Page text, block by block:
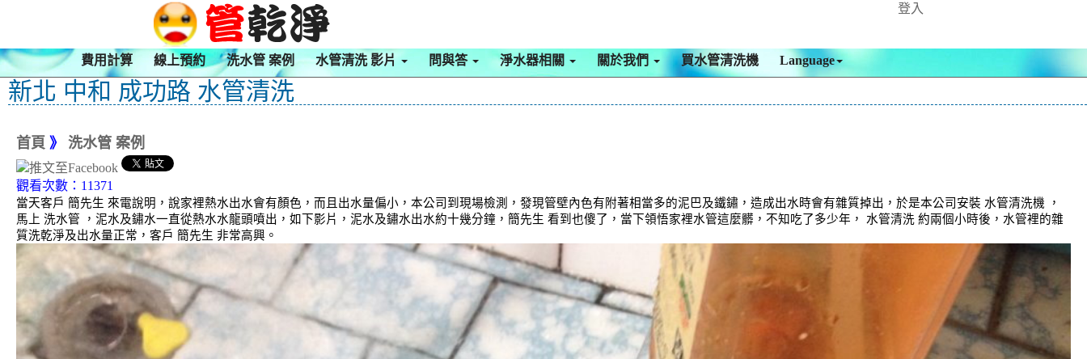
登入
費用計算 線上預約 洗水管 案例 水管清洗 影片 問與答 淨水器相關 關於我們 買水管清洗機 Language
新北 中和 成功路 水管清洗
首頁 》 洗水管 案例
觀看次數：11371
當天客戶 簡先生 來電說明，說家裡熱水出水會有顏色，而且出水量偏小，本公司到現場檢測，發現管壁內色有附著相當多的泥巴及鐵鏽，造成出水時會有雜質掉出，於是本公司安裝 水管清洗機 ，
馬上 洗水管 ，泥水及鏽水一直從熱水水龍頭噴出，如下影片，泥水及鏽水出水約十幾分鐘，簡先生 看到也傻了，當下領悟家裡水管這麼髒，不知吃了多少年， 水管清洗 約兩個小時後，水管裡的雜
質洗乾淨及出水量正常，客戶 簡先生 非常高興。